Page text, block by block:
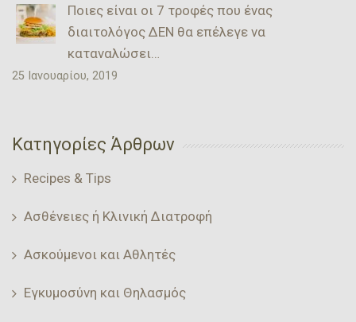
Ποιες είναι οι 7 τροφές που ένας
διαιτολόγος ΔΕΝ θα επέλεγε να
καταναλώσει…
25 Ιανουαρίου, 2019
Κατηγορίες Άρθρων
Recipes & Tips
Ασθένειες ή Κλινική Διατροφή
Ασκούμενοι και Αθλητές
Εγκυμοσύνη και Θηλασμός